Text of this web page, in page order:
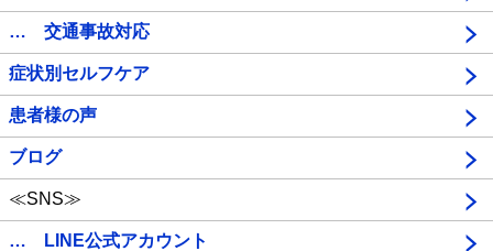
… 交通事故対応
症状別セルフケア
患者様の声
ブログ
≪SNS≫
… LINE公式アカウント